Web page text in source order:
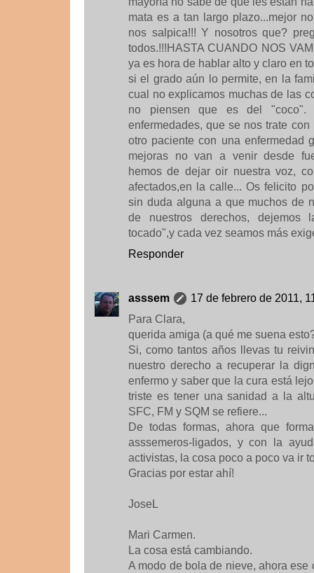
mata es a tan largo plazo...mejor
nos salpica!!! Y nosotros que?
todos.!!!HASTA CUANDO NOS
ya es hora de hablar alto y claro en
si el grado aún lo permite, en la
cual no explicamos muchas de las
no piensen que es del "coco".
enfermedades, que se nos trate
otro paciente con una enfermedad
mejoras no van a venir desde
hemos de dejar oir nuestra voz,
afectados,en la calle... Os felicito
sin duda alguna a que muchos de
de nuestros derechos,
tocado",y cada vez seamos más
Responder
asssem
17 de febrero de 2011,
Para Clara,
querida amiga (a qué me suena
Si, como tantos años llevas tu
nuestro derecho a recuperar la
enfermo y saber que la cura está
triste es tener una sanidad a la
SFC, FM y SQM se refiere...
De todas formas, ahora que
asssemeros-ligados, y con la
activistas, la cosa poco a poco va ir
Gracias por estar ahí!
JoseL
Mari Carmen.
La cosa está cambiando.
A modo de bola de nieve, ahora